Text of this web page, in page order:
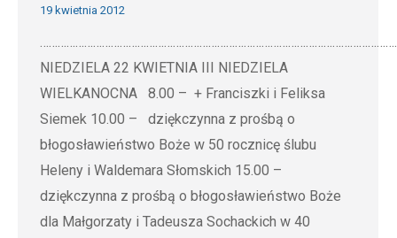
19 kwietnia 2012
NIEDZIELA 22 KWIETNIA III NIEDZIELA
WIELKANOCNA 8.00 – + Franciszki i Feliksa
Siemek 10.00 – dziękczynna z prośbą o
błogosławieństwo Boże w 50 rocznicę ślubu
Heleny i Waldemara Słomskich 15.00 –
dziękczynna z prośbą o błogosławieństwo Boże
dla Małgorzaty i Tadeusza Sochackich w 40